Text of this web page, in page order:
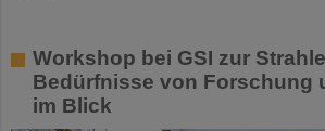
Workshop bei GSI zur
Bedürfnisse von Forschung
im Blick